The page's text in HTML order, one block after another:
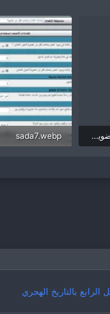
كاشف إستخدام أكثر من عضوية.zip
sada7.webp
بالتاريخ الهجري